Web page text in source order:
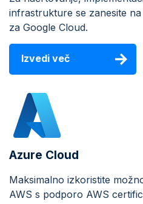
infrastrukture se zanesite
za Google Cloud.
Izvedi več
Azure Cloud
Maksimalno izkoristite
AWS s podporo AWS